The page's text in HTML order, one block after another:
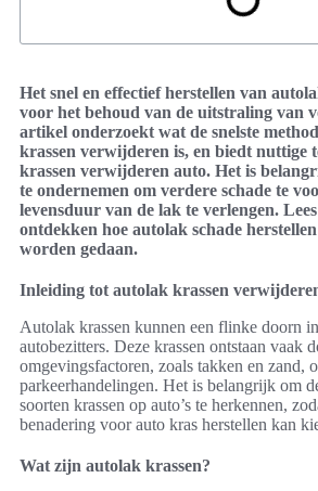
Het snel en effectief herstellen van
voor het behoud van de uitstraling van
artikel onderzoekt wat de snelste
krassen verwijderen is, en biedt nuttige
krassen verwijderen auto. Het is
te ondernemen om verdere schade te
levensduur van de lak te verlengen.
ontdekken hoe autolak schade
worden gedaan.
Inleiding tot autolak krassen
Autolak krassen kunnen een flinke doorn
autobezitters. Deze krassen ontstaan vaak
omgevingsfactoren, zoals takken en zand,
parkeerhandelingen. Het is belangrijk om
soorten krassen op auto’s te herkennen,
benadering voor auto kras herstellen kan
Wat zijn autolak krassen?